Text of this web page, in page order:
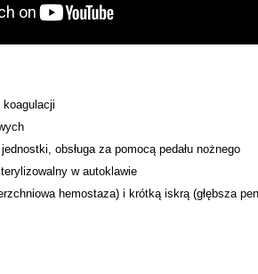
koagulacji
obsługa za pomocą pedału nożnego
w autoklawie
hemostaza) i krótką iskrą (głębsza